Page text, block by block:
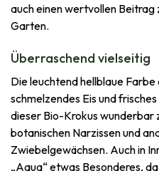
auch einen wertvollen
Garten.
Überraschend vielseitig
Die leuchtend hellblaue
schmelzendes Eis und
dieser Bio-Krokus wunderbar
botanischen Narzissen und
Zwiebelgewächsen. Auch in
„Aqua“ etwas Besonderes,